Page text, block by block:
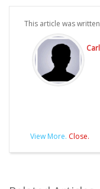
This article was
View More. Close.
Other articles written